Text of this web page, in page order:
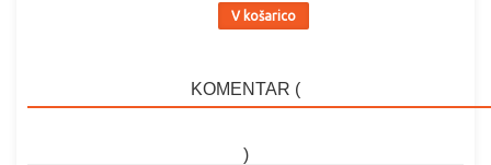
V košarico
KOMENTAR (
)